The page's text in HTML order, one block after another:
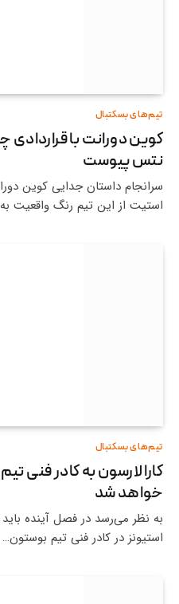
تیم‌های بسکتبال
کوین دورانت با قراردادی
نتس پیوست
استیت از این تیم رنگ واقعیت
تیم‌های بسکتبال
کارا لارسون به کادر فنی
خواهد شد
به نظر می‌رسد در فصل آینده
استیونز در کادر فنی تیم بوستون…